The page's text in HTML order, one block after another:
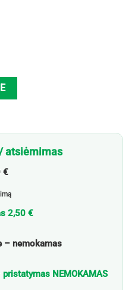
atsiėmimas
€
2,50 €
– nemokamas
pristatymas NEMOKAMAS